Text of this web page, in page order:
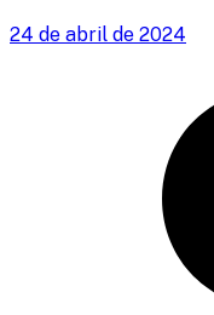
24 de abril de 2024